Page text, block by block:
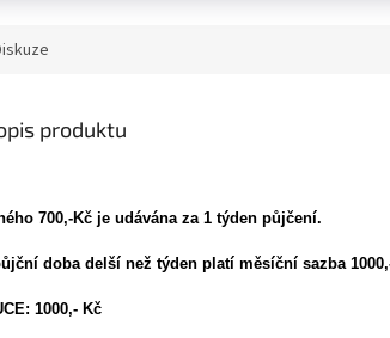
produktu
700,-Kč je udávána za 1 týden půjčení.
doba delší než týden platí měsíční sazba
1000,- Kč